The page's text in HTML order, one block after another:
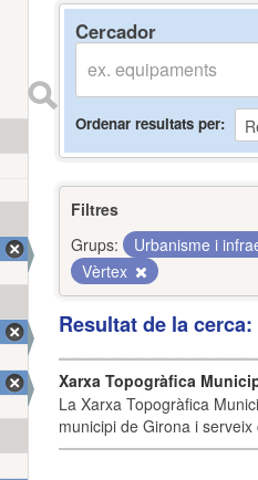
Cercador
Ordenar resultats per
Filtres
Grups:
Urbanisme i
Vèrtex
Resultat de la
Xarxa Topogràfica
La Xarxa Topogràfica
municipi de Girona i